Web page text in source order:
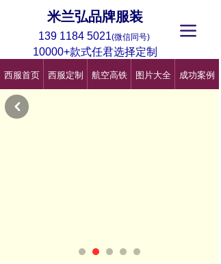
米兰弘品牌服装
西服首页 西服定制 航空高铁 图片大全 成功案例
끀
139 1184 5021(微信同号)
10000+款式任君选择定制
낒